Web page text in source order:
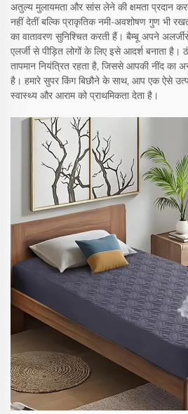
अतुल्य मुलायमता और सांस लेने की क्षमता प्रदान
नहीं देतीं बल्कि प्राकृतिक नमी-अवशोषण गुण भी
का वातावरण सुनिश्चित करती हैं। बैम्बू अपने
एलर्जी से पीड़ित लोगों के लिए इसे आदर्श बनाता
तापमान नियंत्रित रहता है, जिससे आपकी नींद का
है। हमारे सुपर किंग बिछौने के साथ, आप एक ऐसे
स्वास्थ्य और आराम को प्राथमिकता देता है।